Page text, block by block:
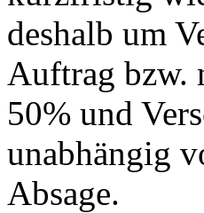
deshalb um
Auftrag bzw.
50% und
unabhängig
Absage.